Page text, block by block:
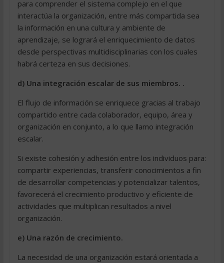
para comprender el sistema complejo en el que
interactúa la organización, entre más compartida sea
la información en una cultura y ambiente de
aprendizaje, se logrará el enriquecimiento de datos
desde perspectivas multidisciplinarias con los cuales
habrá certeza en sus decisiones.
d) Una integración escalar de sus miembros. .
El flujo de información se enriquece gracias al trabajo
compartido entre cada colaborador, equipo, área y
organización en conjunto, a lo que llamo integración
escalar.
Si existe cohesión y adhesión entre los individuos para:
compartir experiencias, transferir conocimientos a fin
de desarrollar competencias y potencializar talentos,
favorecerá el crecimiento productivo y eficiente de
actividades que multiplican resultados a nivel
organización.
e) Una razón de crecimiento.
La necesidad de una organización estará orientada a